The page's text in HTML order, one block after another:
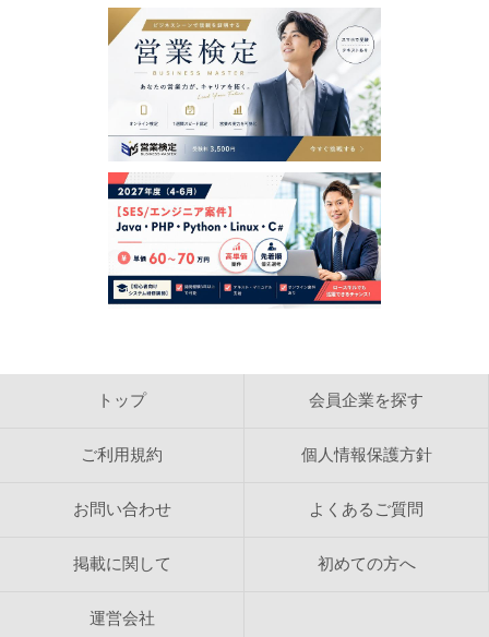
【禁止事項】
利用者は、日本営業協会において以下の行為をすること
はできません。
虚偽の情報を登録し、提供する行為
第三者の著作権、商標権、プライバシー権、肖像権等す
べての法的権利を侵害する行為
犯罪的行為に結びつく行為
公序良俗に反する行為
反社会的活動に関する行為
法令、公序良俗に反する行為、またはそのおそれのある
日本営業協会で得た情報を利用しての営利を目的とした
情報提供等の行為
日本営業協会の運営の妨げとなる一切の行為
を自動的に検索し、結果を作成しております。 日本営
業協会は、検索結果として表示される内容に関して、カ
ん。 検索結果として表示される情報の正確さ、信頼
【著作権】
る著作権は株式会社ビジネスコネクションに帰属しま
WEBサイトで反映し、検索結果をリフォーマットして
表示することは禁じられています。
トップ 会員企業を探す
ご利用規約 個人情報保護方針
お問い合わせ よくあるご質問
掲載に関して 初めての方へ
運営会社